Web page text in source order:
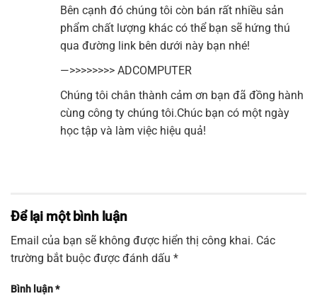
Bên cạnh đó chúng tôi còn bán rất nhiều sản
phẩm chất lượng khác có thể bạn sẽ hứng thú
qua đường link bên dưới này bạn nhé!
—>>>>>>>> ADCOMPUTER
Chúng tôi chân thành cảm ơn bạn đã đồng hành
cùng công ty chúng tôi.Chúc bạn có một ngày
học tập và làm việc hiệu quả!
Để lại một bình luận
Email của bạn sẽ không được hiển thị công khai. Các
trường bắt buộc được đánh dấu *
Bình luận*